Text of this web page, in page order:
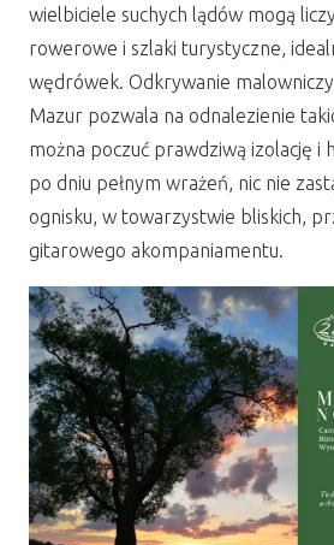
wielbiciele suchych lądów mogą
rowerowe i szlaki turystyczne,
wędrówek. Odkrywanie
Mazur pozwala na odnalezienie
można poczuć prawdziwą izolację i
po dniu pełnym wrażeń, nic nie
ognisku, w towarzystwie bliskich,
gitarowego akompaniamentu.